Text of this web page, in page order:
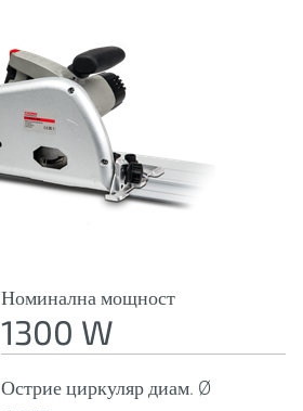
Номинална мощност
1300 W
Острие циркуляр диам. Ø